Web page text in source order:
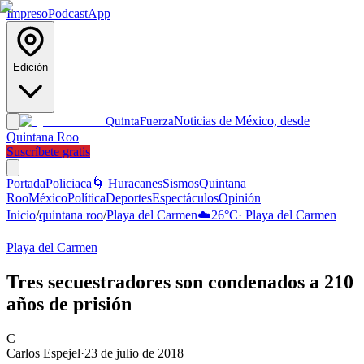
ImpresoPodcastApp
Edición
QuintaFuerzaNoticias de México, desde
Quintana Roo
Suscríbete gratis
PortadaPoliciaca 🌀 HuracanesSismosQuintana
RooMéxicoPolíticaDeportesEspectáculosOpinión
Inicio/quintana roo/Playa del Carmen☁️26°C· Playa del Carmen
Playa del Carmen
Tres secuestradores son condenados a 210
años de prisión
C
Carlos Espejel·23 de julio de 2018